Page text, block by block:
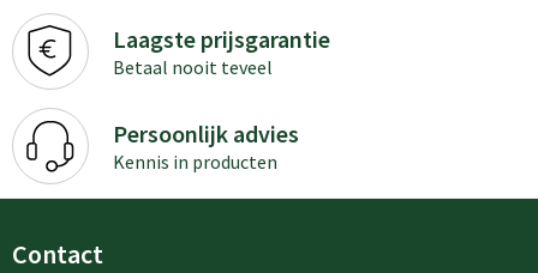
Laagste prijsgarantie
Betaal nooit teveel
Persoonlijk advies
Kennis in producten
Contact